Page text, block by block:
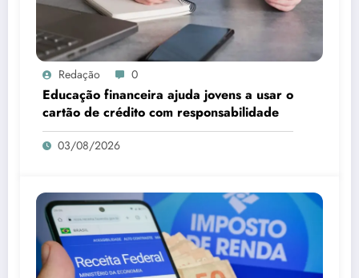
Redação 0
Educação financeira ajuda jovens a usar o
cartão de crédito com responsabilidade
03/08/2026